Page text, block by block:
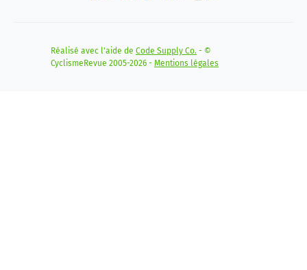
Réalisé avec l'aide de Code Supply Co. - ©
CyclismeRevue 2005-2026 - Mentions légales